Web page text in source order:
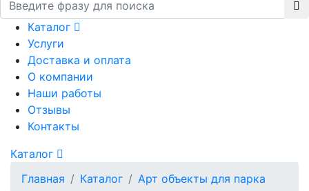
Каталог
Услуги
Доставка и оплата
О компании
Наши работы
Отзывы
Контакты
Каталог
Главная
Каталог Арт объекты для парка